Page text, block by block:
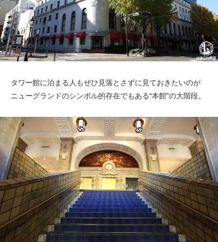
タワー館に泊まる人もぜひ見落とさずに見ておきたいのが
ニューグランドのシンボル的存在でもある“本館”の大階段。